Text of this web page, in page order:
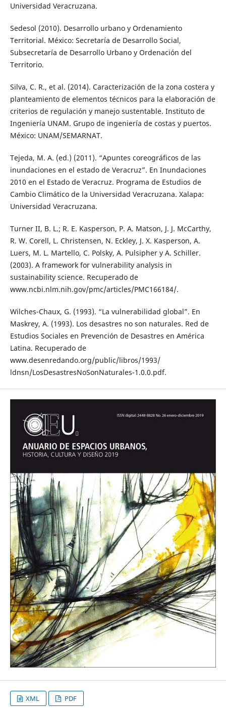
Universidad Veracruzana.
Sedesol (2010). Desarrollo urbano y Ordenamiento
Territorial. México: Secretaría de Desarrollo Social,
Subsecretaría de Desarrollo Urbano y Ordenación del
Territorio.
Silva, C. R., et al. (2014). Caracterización de la zona costera y
planteamiento de elementos técnicos para la elaboración de
criterios de regulación y manejo sustentable. Instituto de
Ingeniería UNAM. Grupo de ingeniería de costas y puertos.
México: UNAM/SEMARNAT.
Tejeda, M. A. (ed.) (2011). “Apuntes coreográficos de las
inundaciones en el estado de Veracruz”. En Inundaciones
2010 en el Estado de Veracruz. Programa de Estudios de
Cambio Climático de la Universidad Veracruzana. Xalapa:
Universidad Veracruzana.
Turner II, B. L.; R. E. Kasperson, P. A. Matson, J. J. McCarthy,
R. W. Corell, L. Christensen, N. Eckley, J. X. Kasperson, A.
Luers, M. L. Martello, C. Polsky, A. Pulsipher y A. Schiller.
(2003). A framework for vulnerability analysis in
sustainability science. Recuperado de
www.ncbi.nlm.nih.gov/pmc/articles/PMC166184/.
Wilches-Chaux, G. (1993). “La vulnerabilidad global”. En
Maskrey, A. (1993). Los desastres no son naturales. Red de
Estudios Sociales en Prevención de Desastres en América
Latina. Recuperado de
www.desenredando.org/public/libros/1993/
ldnsn/LosDesastresNoSonNaturales-1.0.0.pdf.
XML PDF